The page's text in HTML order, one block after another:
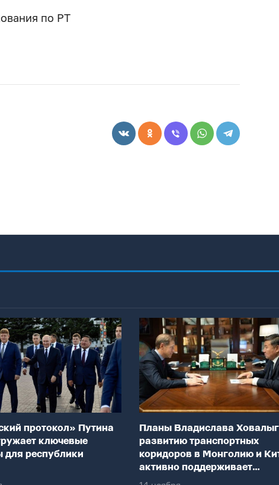
по РТ
протокол» Путина
ключевые
для республики
Планы Владислава
развитию транспортных
коридоров в Монголию и
активно поддерживает
федеральный центр